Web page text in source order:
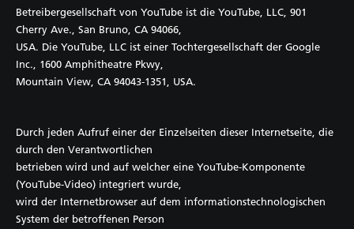
Betreibergesellschaft von YouTube ist die YouTube, LLC, 901
Cherry Ave., San Bruno, CA 94066,
USA. Die YouTube, LLC ist einer Tochtergesellschaft der Google
Inc., 1600 Amphitheatre Pkwy,
Mountain View, CA 94043-1351, USA.
Durch jeden Aufruf einer der Einzelseiten dieser Internetseite, die
durch den Verantwortlichen
betrieben wird und auf welcher eine YouTube-Komponente
(YouTube-Video) integriert wurde,
wird der Internetbrowser auf dem informationstechnologischen
System der betroffenen Person